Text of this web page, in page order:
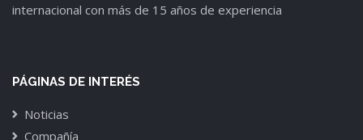
internacional con más de 15 años de experiencia
PÁGINAS DE INTERÉS
Noticias
Compañía